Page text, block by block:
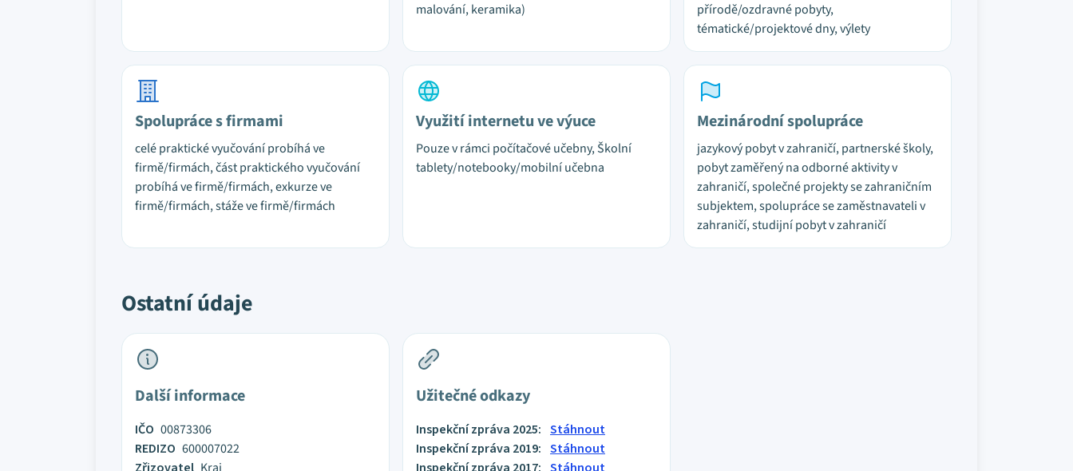
malování, keramika)
přírodě/ozdravné pobyty,
tématické/projektové dny, výlety
Spolupráce s firmami
celé praktické vyučování probíhá ve
firmě/firmách, část praktického vyučování
probíhá ve firmě/firmách, exkurze ve
firmě/firmách, stáže ve firmě/firmách
Využití internetu ve výuce
Pouze v rámci počítačové učebny, Školní
tablety/notebooky/mobilní učebna
Mezinárodní spolupráce
jazykový pobyt v zahraničí, partnerské školy,
pobyt zaměřený na odborné aktivity v
zahraničí, společné projekty se zahraničním
subjektem, spolupráce se zaměstnavateli v
zahraničí, studijní pobyt v zahraničí
Ostatní údaje
Další informace
IČO 00873306
REDIZO 600007022
Užitečné odkazy
Inspekční zpráva 2025: Stáhnout
Inspekční zpráva 2019: Stáhnout